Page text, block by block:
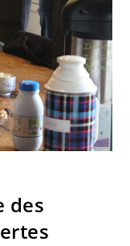
des